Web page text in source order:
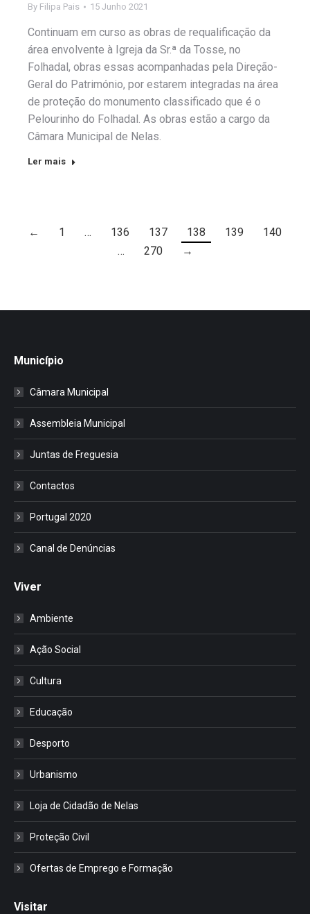
By Filipa Pais 15 Junho 2021
Continuam em curso as obras de requalificação da
área envolvente à Igreja da Sr.ª da Tosse, no
Folhadal, obras essas acompanhadas pela Direção-
Geral do Património, por estarem integradas na área
de proteção do monumento classificado que é o
Pelourinho do Folhadal. As obras estão a cargo da
Câmara Municipal de Nelas.
Ler mais
← 1 … 136 137 138 139
140
…
270 →
Município
Câmara Municipal
Assembleia Municipal
Juntas de Freguesia
Contactos
Portugal 2020
Canal de Denúncias
Viver
Ambiente
Ação Social
Cultura
Educação
Desporto
Urbanismo
Loja de Cidadão de Nelas
Proteção Civil
Ofertas de Emprego e Formação
Visitar